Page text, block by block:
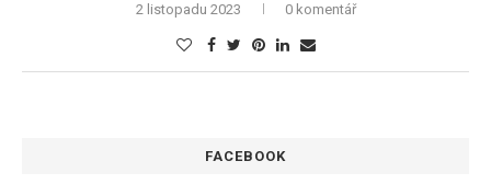
2 listopadu 2023 0 komentář
FACEBOOK